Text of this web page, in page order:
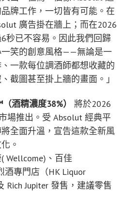
牌工作，一切皆有可能。在
廣告掛在牆上；而在2026
秒已不容易。因此我們回歸
笑的創意風格——無論是一
一款每位調酒師都想收藏的
截圖甚至掛上牆的畫面。」
（酒精濃度38%）
將於2026
場推出。受 Absolut 經典平
全面升溫，宣告這款全新風
。
Wellcome)、百佳
酒專門店（HK Liquor
Rich Jupiter 發售，建議零售